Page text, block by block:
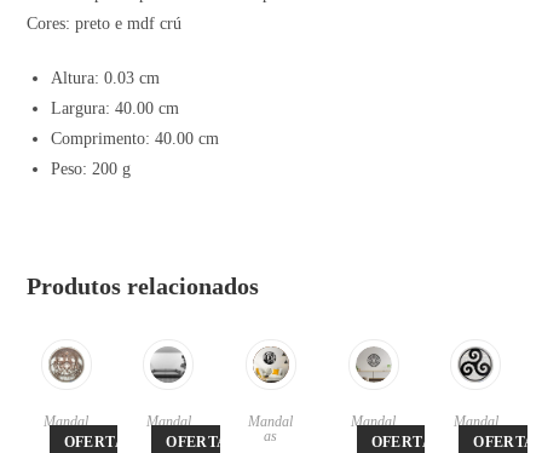
Cores: preto e mdf crú
Altura: 0.03 cm
Largura: 40.00 cm
Comprimento: 40.00 cm
Peso: 200 g
Produtos relacionados
OFERTA!
Mandal
as
OFERTA!
Mandal
as
Mandal
as
OFERTA!
Mandal
as
OFERTA!
Mandal
as